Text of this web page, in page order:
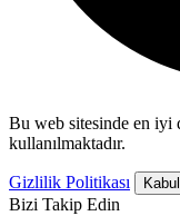
Bu web sitesinde en iyi
kullanılmaktadır.
Gizlilik Politikası Kabul
Bizi Takip Edin